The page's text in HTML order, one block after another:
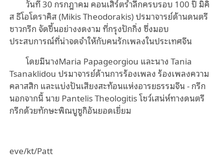
Video
วันที่ 30 กรกฎาคม คอนเสิร์ตรำลึกครบรอบ 100 ปี มิคิ
ส ธีโอโดราคิส (Mikis Theodorakis) ปรมาจารย์ด้านดนตรี
ชาวกรีก จัดขึ้นอย่างงดงามที่กรุงปักกิ่ง ซึ่งมอบ
ประสบการณ์ที่น่าจดจำให้กับคนรักเพลงในประเทศจีน
โดยมีนางMaria Papageorgiou และนางTania
Tsanaklidou ปรมาจารย์ด้านการร้องเพลง ร้องเพลงความ
คลาสสิก และแบ่งปันเสียงสะท้อนแห่งอารยธรรมจีน - กรีก
นอกจากนี้ นาย Pantelis Theologitis โชว์เสน่ห์ทางดนตรี
กรีกด้วยทักษะพิณบูซูกิอันยอดเยี่ยม
eve/kt/Patt